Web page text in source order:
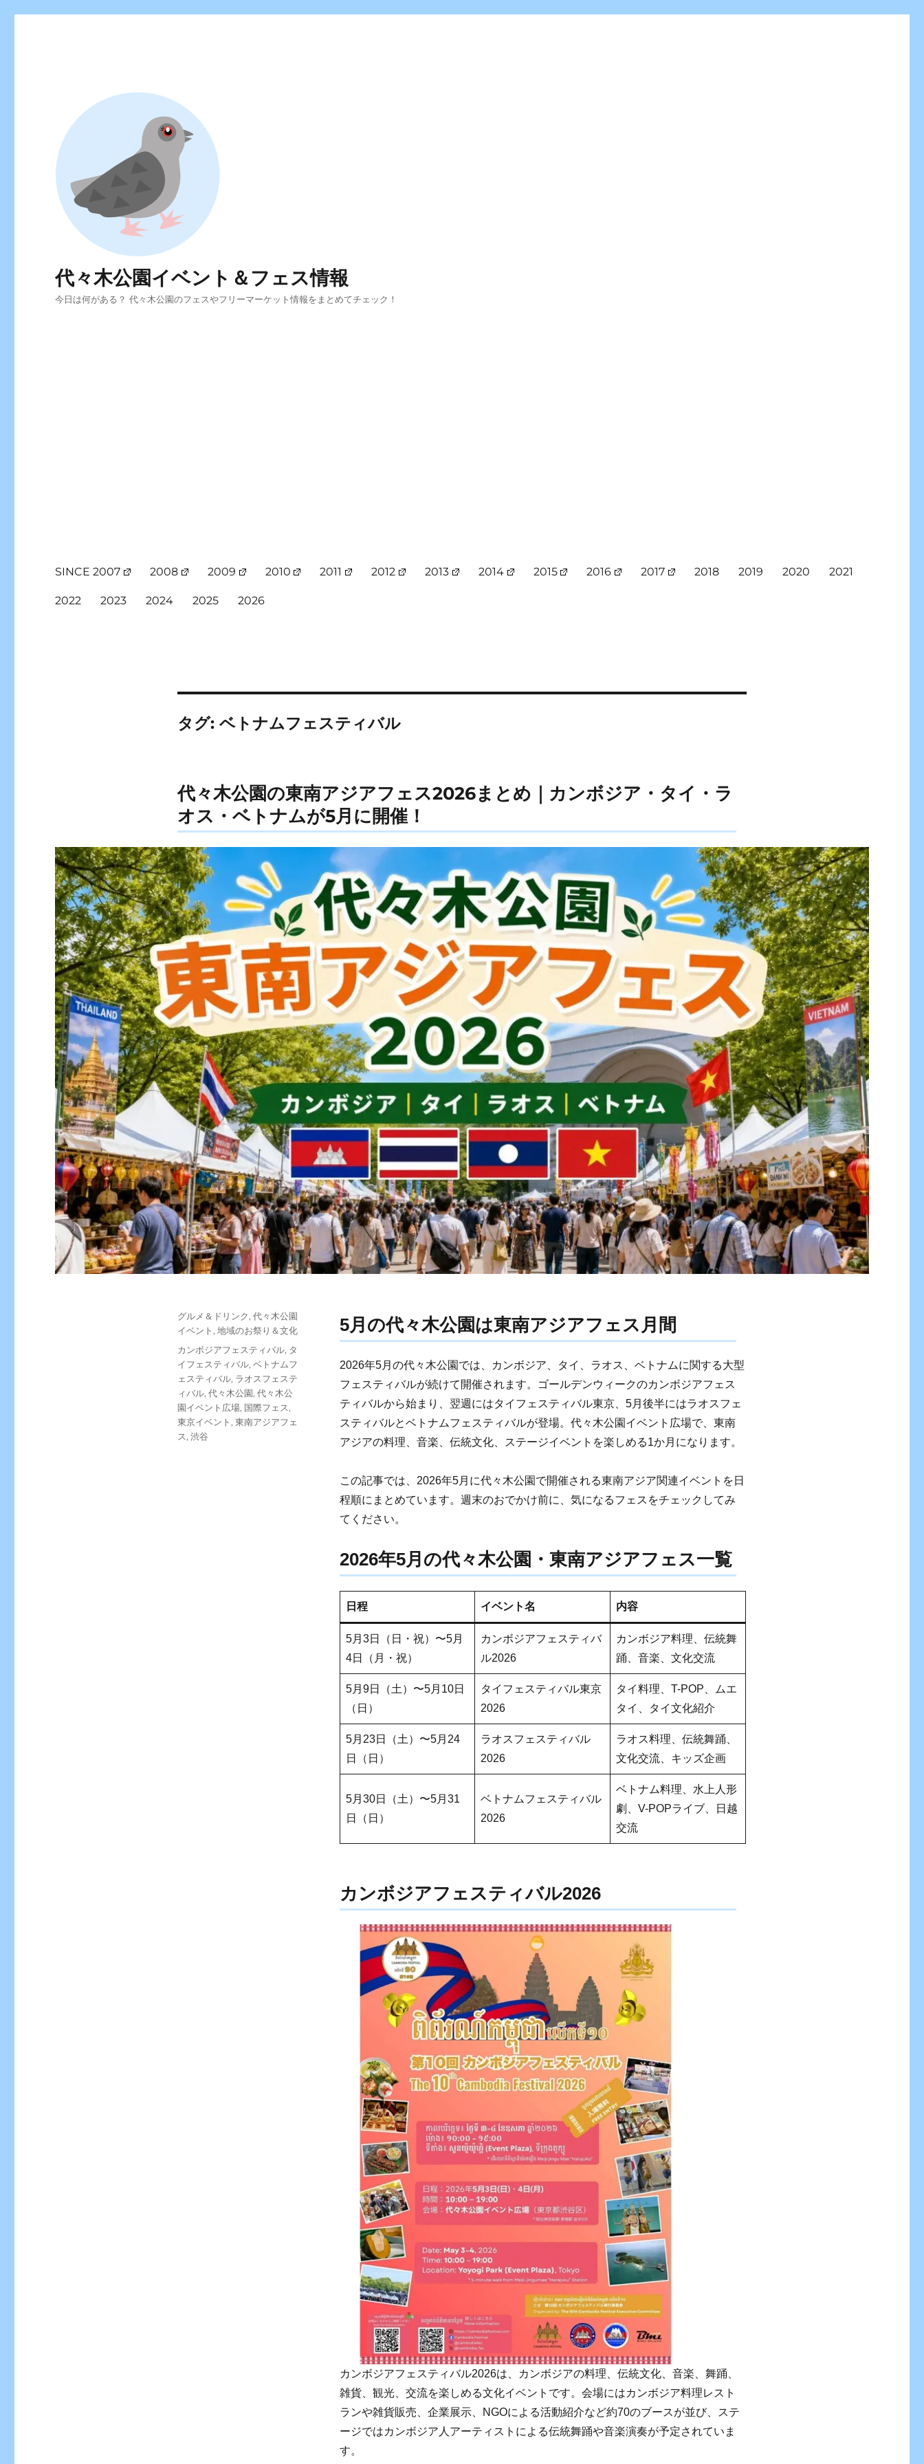
代々木公園イベント＆フェス情報
今日は何がある？ 代々木公園のフェスやフリーマーケット情報をまとめてチェック！
SINCE 2007 2008 2009 2010 2011 2012 2013 2014 2015 2016 2017 2018 2019 2020 2021
2022 2023 2024 2025 2026
タグ: ベトナムフェスティバル
代々木公園の東南アジアフェス2026まとめ｜カンボジア・タイ・ラ
オス・ベトナムが5月に開催！
5月の代々木公園は東南アジアフェス月間
2026年5月の代々木公園では、カンボジア、タイ、ラオス、ベトナムに関する大型
フェスティバルが続けて開催されます。ゴールデンウィークのカンボジアフェス
ティバルから始まり、翌週にはタイフェスティバル東京、5月後半にはラオスフェ
スティバルとベトナムフェスティバルが登場。代々木公園イベント広場で、東南
アジアの料理、音楽、伝統文化、ステージイベントを楽しめる1か月になります。
この記事では、2026年5月に代々木公園で開催される東南アジア関連イベントを日
程順にまとめています。週末のおでかけ前に、気になるフェスをチェックしてみ
てください。
2026年5月の代々木公園・東南アジアフェス一覧
日程 イベント名 内容
5月3日（日・祝）〜5月
4日（月・祝）
カンボジアフェスティバ
ル2026
カンボジア料理、伝統舞
踊、音楽、文化交流
5月9日（土）〜5月10日
（日）
タイフェスティバル東京
2026
タイ料理、T-POP、ムエ
タイ、タイ文化紹介
5月23日（土）〜5月24
日（日）
ラオスフェスティバル
2026
ラオス料理、伝統舞踊、
文化交流、キッズ企画
5月30日（土）〜5月31
日（日）
ベトナムフェスティバル
2026
ベトナム料理、水上人形
劇、V-POPライブ、日越
交流
カンボジアフェスティバル2026
カンボジアフェスティバル2026は、カンボジアの料理、伝統文化、音楽、舞踊、
雑貨、観光、交流を楽しめる文化イベントです。会場にはカンボジア料理レスト
ランや雑貨販売、企業展示、NGOによる活動紹介など約70のブースが並び、ステ
ージではカンボジア人アーティストによる伝統舞踊や音楽演奏が予定されていま
す。
投
稿
カ
テ
ゴ
リ
グルメ＆ドリンク, 代々木公園
イベント, 地域のお祭り＆文化
タ
グ
カンボジアフェスティバル, タ
イフェスティバル, ベトナムフ
ェスティバル, ラオスフェステ
ィバル, 代々木公園, 代々木公
園イベント広場, 国際フェス,
東京イベント, 東南アジアフェ
ス, 渋谷